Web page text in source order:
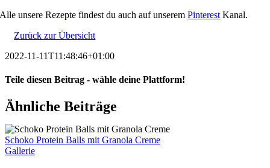
Alle unsere Rezepte findest du auch auf unseremPinterest Kanal.
Zurück zur Übersicht
2022-11-11T11:48:46+01:00
Teile diesen Beitrag - wähle deine Plattform!
Facebook
WhatsApp
Pinterest
Ähnliche Beiträge
Schoko Protein Balls mit Granola Creme
Gallerie